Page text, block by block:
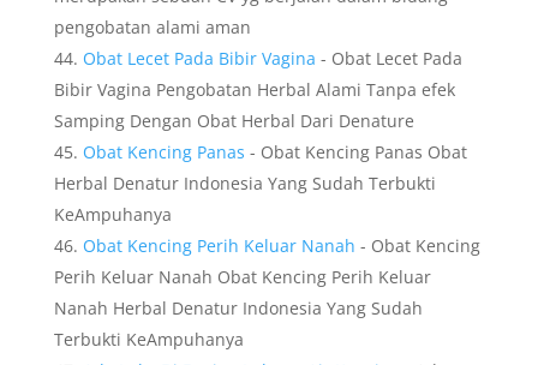
pengobatan alami aman
Obat Lecet Pada Bibir Vagina - Obat Lecet Pada
Bibir Vagina Pengobatan Herbal Alami Tanpa efek
Samping Dengan Obat Herbal Dari Denature
Obat Kencing Panas - Obat Kencing Panas Obat
Herbal Denatur Indonesia Yang Sudah Terbukti
KeAmpuhanya
Obat Kencing Perih Keluar Nanah - Obat Kencing
Perih Keluar Nanah Obat Kencing Perih Keluar
Nanah Herbal Denatur Indonesia Yang Sudah
Terbukti KeAmpuhanya